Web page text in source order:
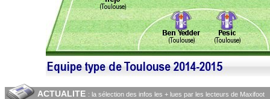
ACTUALITE : la sélection des infos les + lues par les lecteurs de Maxifoot